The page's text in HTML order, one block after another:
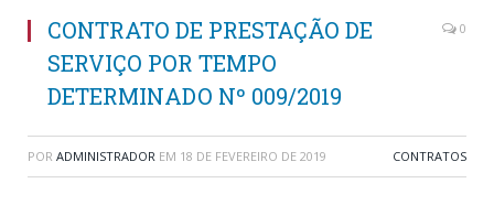
CONTRATO DE PRESTAÇÃO DE
SERVIÇO POR TEMPO
DETERMINADO Nº 009/2019
0
POR ADMINISTRADOR EM 18 DE FEVEREIRO DE 2019 CONTRATOS